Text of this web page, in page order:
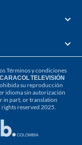
Términos y condiciones
CARACOL TELEVISIÓN
su reproducción
idioma sin autorización
in part, or translation
reserved 2025.